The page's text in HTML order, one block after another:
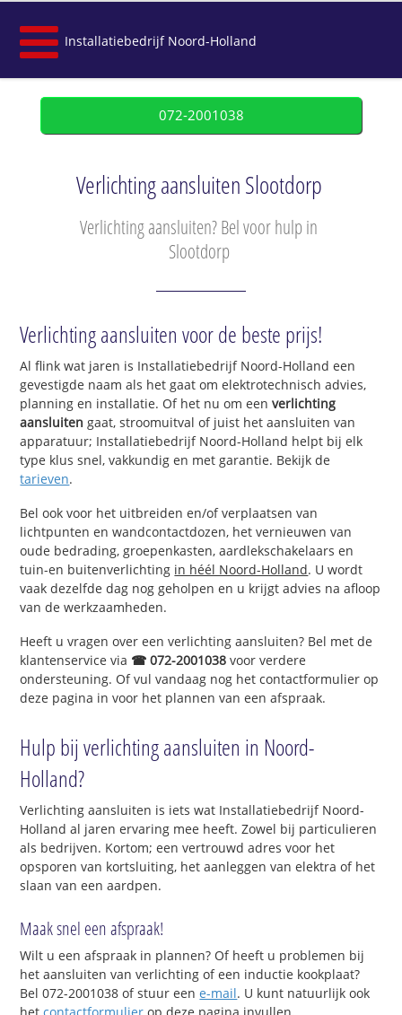
Installatiebedrijf Noord-Holland
072-2001038
Verlichting aansluiten Slootdorp
Verlichting aansluiten? Bel voor hulp in
Slootdorp
Verlichting aansluiten voor de beste prijs!
Al flink wat jaren is Installatiebedrijf Noord-Holland een
gevestigde naam als het gaat om elektrotechnisch advies,
planning en installatie. Of het nu om eenverlichting
aansluiten gaat, stroomuitval of juist het aansluiten van
apparatuur; Installatiebedrijf Noord-Holland helpt bij elk
type klus snel, vakkundig en met garantie. Bekijk de
tarieven.
Bel ook voor het uitbreiden en/of verplaatsen van
lichtpunten en wandcontactdozen, het vernieuwen van
oude bedrading, groepenkasten, aardlekschakelaars en
tuin-en buitenverlichting in héél Noord-Holland. U wordt
vaak dezelfde dag nog geholpen en u krijgt advies na afloop
van de werkzaamheden.
Heeft u vragen over een verlichting aansluiten? Bel met de
klantenservice via ☎ 072-2001038 voor verdere
ondersteuning. Of vul vandaag nog het contactformulier op
deze pagina in voor het plannen van een afspraak.
Hulp bij verlichting aansluiten in Noord-
Holland?
Verlichting aansluiten is iets wat Installatiebedrijf Noord-
Holland al jaren ervaring mee heeft. Zowel bij particulieren
als bedrijven. Kortom; een vertrouwd adres voor het
opsporen van kortsluiting, het aanleggen van elektra of het
slaan van een aardpen.
Maak snel een afspraak!
Wilt u een afspraak in plannen? Of heeft u problemen bij
het aansluiten van verlichting of een inductie kookplaat?
Bel 072-2001038 of stuur eene-mail. U kunt natuurlijk ook